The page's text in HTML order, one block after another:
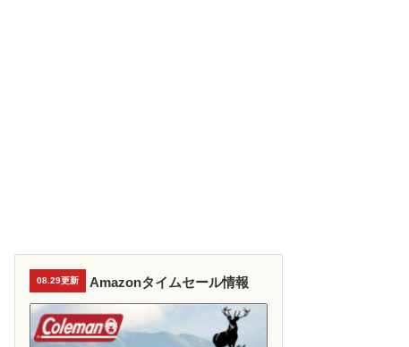
08.29更新 Amazonタイムセール情報